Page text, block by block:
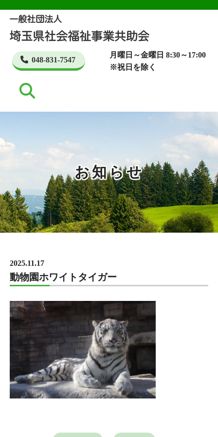
048-831-7547
月曜日～金曜日 8:30～17:00
※祝日を除く
お知らせ
2025.11.17
動物園ホワイトタイガー